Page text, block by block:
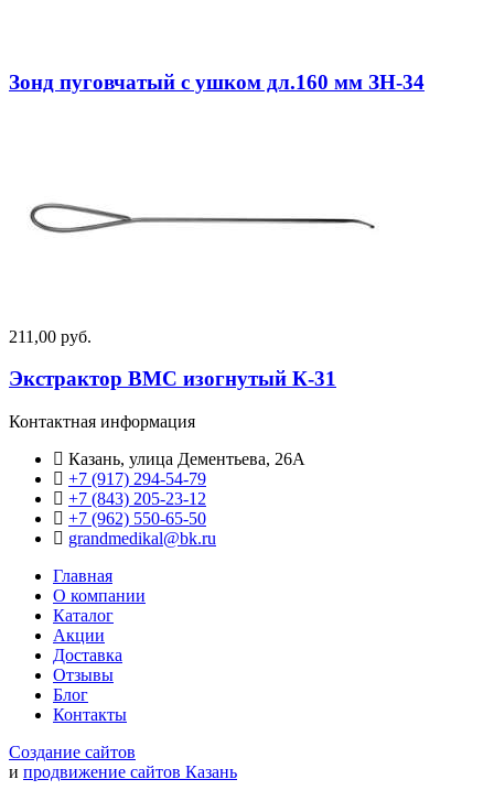
Зонд пуговчатый с ушком дл.160 мм ЗН-34
211,00 руб.
Экстрактор ВМС изогнутый К-31
Контактная информация
Казань, улица Дементьева, 26А
+7 (917) 294-54-79
+7 (843) 205-23-12
+7 (962) 550‑65‑50‬
grandmedikal@bk.ru
Главная
О компании
Каталог
Акции
Доставка
Отзывы
Блог
Контакты
Создание сайтов
и продвижение сайтов Казань